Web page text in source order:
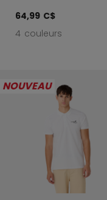
64,99 C$
4 couleurs
NOUVEAU